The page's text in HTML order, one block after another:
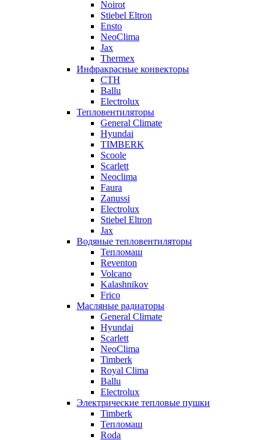
Noirot
Stiebel Eltron
Ensto
NeoClima
Jax
Thermex
Инфракрасные конвекторы
CTH
Ballu
Electrolux
Тепловентиляторы
General Climate
Hyundai
TIMBERK
Scoole
Scarlett
Neoclima
Faura
Zanussi
Electrolux
Stiebel Eltron
Jax
Водяные тепловентиляторы
Тепломаш
Reventon
Volcano
Kalashnikov
Frico
Масляные радиаторы
General Climate
Hyundai
Scarlett
NeoClima
Timberk
Royal Clima
Ballu
Electrolux
Электрические тепловые пушки
Timberk
Тепломаш
Roda